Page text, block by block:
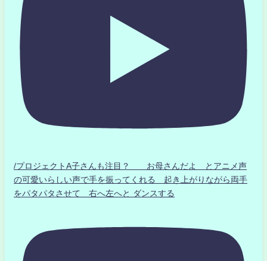
/プロジェクトA子さんも注目？ お母さんだよ とアニメ声
の可愛いらしい声で手を振ってくれる 起き上がりながら両手
をパタパタさせて 右へ左へと ダンスする